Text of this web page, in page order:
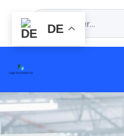
DE